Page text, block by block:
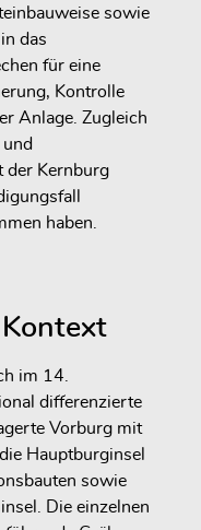
sowie
das
für eine
Kontrolle
Anlage. Zugleich
der Kernburg
haben.
im 14.
differenzierte
Vorburg mit
Hauptburginsel
sowie
Die einzelnen